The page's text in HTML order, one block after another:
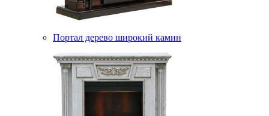
Портал дерево широкий камин